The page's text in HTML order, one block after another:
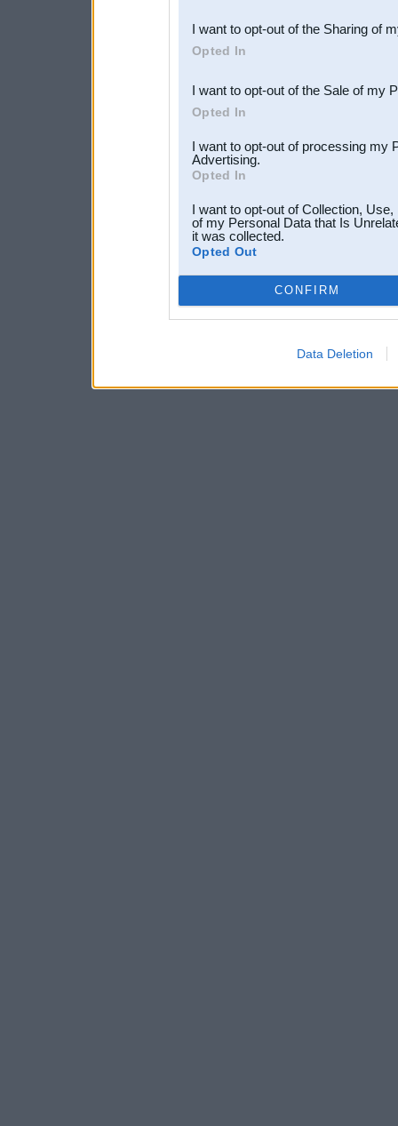
Downstream Participants
third parties.
I want to opt-out of the Sharing of
Opted In
I want to opt-out of the Sale of my
Opted In
I want to opt-out of processing my
Advertising.
Opted In
I want to opt-out of Collection,
of my Personal Data that Is
it was collected.
Opted Out
CONFIRM
Data Deletion